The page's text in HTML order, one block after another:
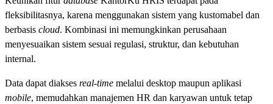
fleksibilitasnya, karena menggunakan sistem yang kustomabel dan
berbasis cloud. Kombinasi ini memungkinkan perusahaan
menyesuaikan sistem sesuai regulasi, struktur, dan kebutuhan
internal.
Data dapat diakses real-time melalui desktop maupun aplikasi
mobile, memudahkan manajemen HR dan karyawan untuk tetap